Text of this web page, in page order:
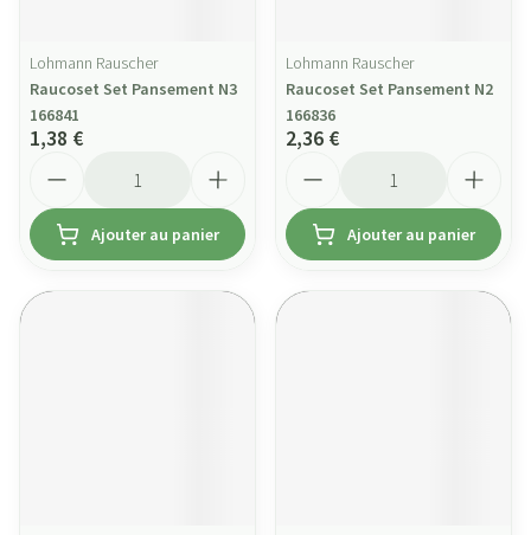
Lohmann Rauscher
Raucoset Set Pansement N3
166841
1,38 €
Ajouter au panier
Lohmann Rauscher
Raucoset Set Pansement N2
166836
2,36 €
Ajouter au panier